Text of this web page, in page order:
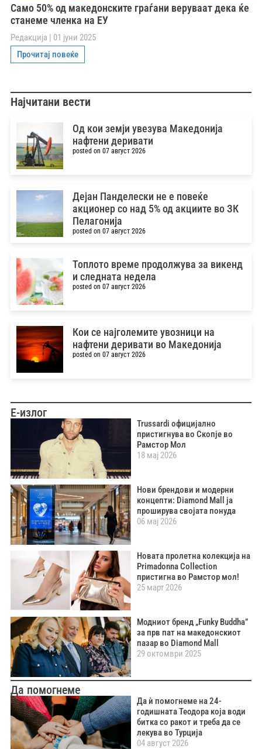
Само 50% од македонските граѓани веруваат дека ќе
станеме членка на ЕУ
Редакција
01 јуни 2025
Прочитај повеќе
Најчитани вести
Од кои земји увезува Македонија
нафтени деривати
posted on 07 август 2026
Дејан Панделески не е повеќе
акционер со над 5% од акциите во ЗК
Пелагонија
posted on 07 август 2026
Топлото време продолжува за викенд
и следната недела
posted on 07 август 2026
Кои се најголемите увозници на
нафтени деривати во Македонија
posted on 07 август 2026
Е-излог
Trussardi официјално
пристигнува во Скопје во
Рамстор Мол
18 мај 2026
Нови брендови и модерни
концепти: Diamond Mall ја
проширува својата понуда
06 мај 2026
Новата пролетна колекција на
Primadonna Collection
пристигна во Рамстор мол!
25 март 2026
Модниот бренд „Funky Buddha”
за прв пат на македонскиот
пазар во Diamond Mall
29 октомври 2025
Да помогнеме
Да ѝ помогнеме на 24-
годишната Теодора која води
битка со ракот и треба да се
лекува во Турција
04 август 2026